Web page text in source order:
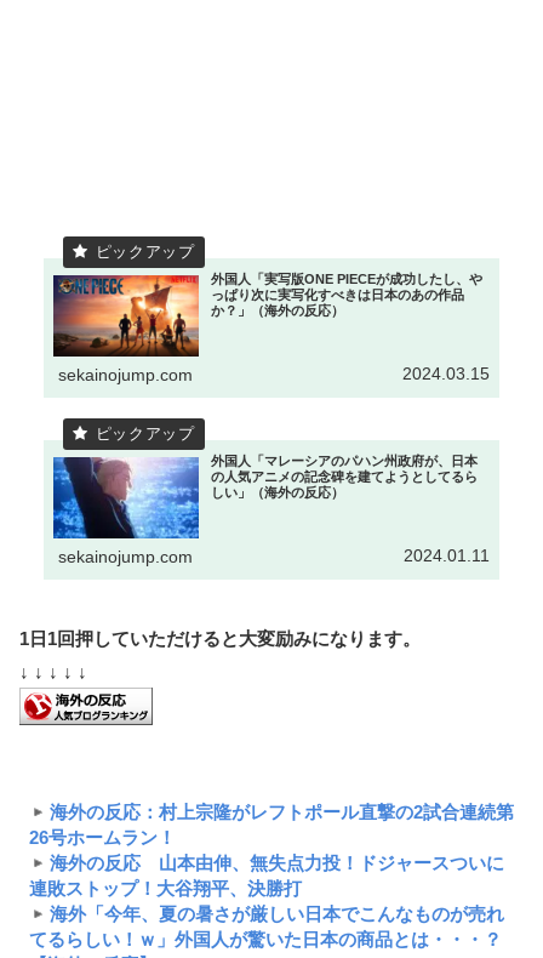
外国人「実写版ONE PIECEが成功したし、や
っぱり次に実写化すべきは日本のあの作品
か？」（海外の反応）
sekainojump.com 2024.03.15
外国人「マレーシアのパハン州政府が、日本
の人気アニメの記念碑を建てようとしてるら
しい」（海外の反応）
sekainojump.com 2024.01.11
1日1回押していただけると大変励みになります。
↓ ↓ ↓ ↓ ↓
海外の反応：村上宗隆がレフトポール直撃の2試合連続第
26号ホームラン！
海外の反応 山本由伸、無失点力投！ドジャースついに
連敗ストップ！大谷翔平、決勝打
海外「今年、夏の暑さが厳しい日本でこんなものが売れ
てるらしい！ｗ」外国人が驚いた日本の商品とは・・・？